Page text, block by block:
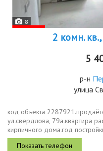
8
2 комн.
5
р-н
улица
код объекта
ул.свердлова, 79а.квартира
кирпичного дома.год
кв.мжилая площадь 33.8